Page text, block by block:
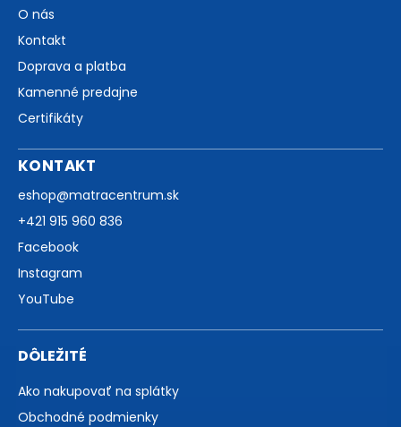
O nás
Kontakt
Doprava a platba
Kamenné predajne
Certifikáty
KONTAKT
eshop@matracentrum.sk
+421 915 960 836
Facebook
Instagram
YouTube
DÔLEŽITÉ
Ako nakupovať na splátky
Obchodné podmienky